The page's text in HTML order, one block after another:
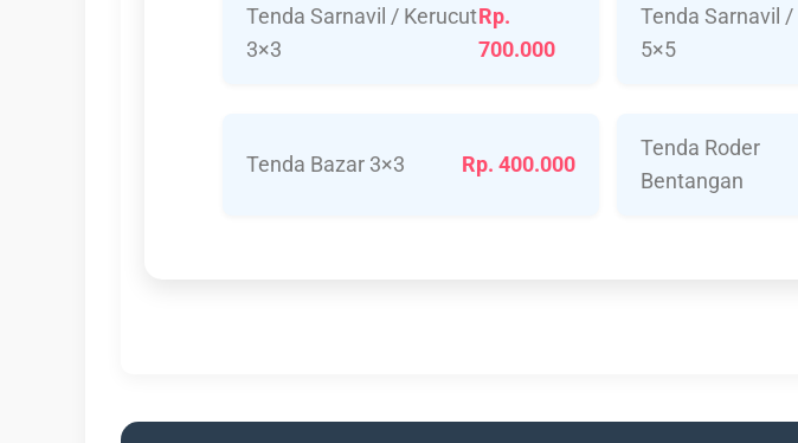
Tenda Sarnavil / Kerucut
3×3
Rp.
700.000
Tenda Sarnavil
5×5
Tenda Bazar 3×3 Rp. 400.000
Tenda Roder
Bentangan